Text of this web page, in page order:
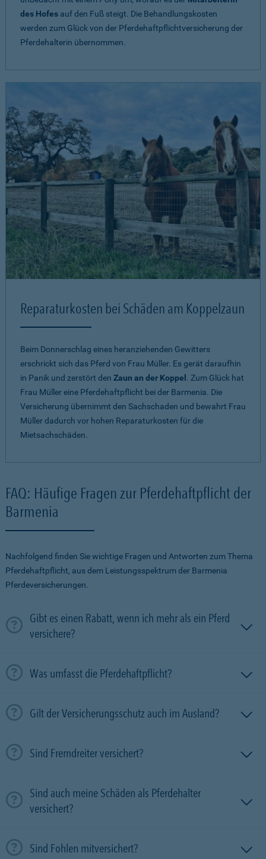
des Hofes auf den Fuß steigt. Die Behandlungskosten
werden zum Glück von der Pferdehaftpflichtversicherung der
Pferdehalterin übernommen.
Reparaturkosten bei Schäden am Koppelzaun
Beim Donnerschlag eines heranziehenden Gewitters
erschrickt sich das Pferd von Frau Müller. Es gerät daraufhin
in Panik und zerstört den Zaun an der Koppel . Zum Glück hat
Frau Müller eine Pferdehaftpflicht bei der Barmenia. Die
Versicherung übernimmt den Sachschaden und bewahrt Frau
Müller dadurch vor hohen Reparaturkosten für die
Mietsachschäden.
FAQ: Häufige Fragen zur Pferdehaftpflicht der
Barmenia
Nachfolgend finden Sie wichtige Fragen und Antworten zum Thema
Pferdehaftpflicht, aus dem Leistungsspektrum der Barmenia
Pferdeversicherungen.
Gibt es einen Rabatt, wenn ich mehr als ein Pferd
versichere?
Was umfasst die Pferdehaftpflicht?
Gilt der Versicherungsschutz auch im Ausland?
Sind Fremdreiter versichert?
Sind auch meine Schäden als Pferdehalter
versichert?
Sind Fohlen mitversichert?